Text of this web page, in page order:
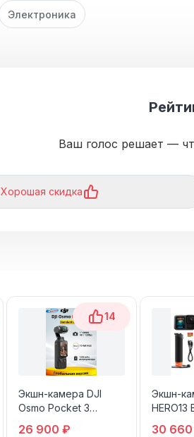
Электроника
Ваш голос решает —
Хорошая скидка
14
Экшн-камера DJI
Osmo Pocket 3
26 900 ₽
Экшн-
HERO13
30